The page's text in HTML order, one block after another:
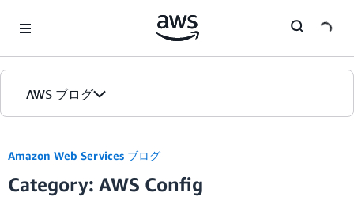
AWS ブログ
カテゴリ
Amazon Web Services ブログ
Category: AWS Config